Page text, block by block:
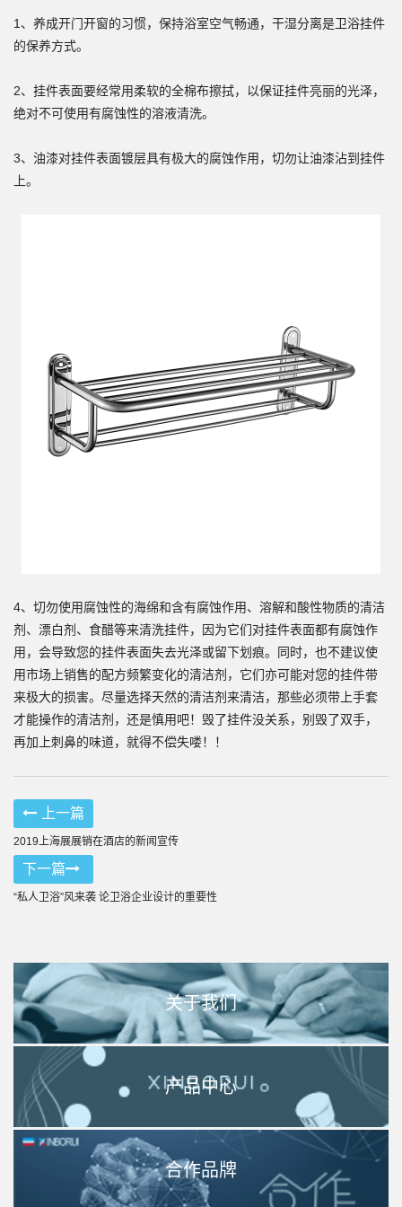
1、养成开门开窗的习惯，保持浴室空气畅通，干湿分离是卫浴挂件
的保养方式。
2、挂件表面要经常用柔软的全棉布擦拭，以保证挂件亮丽的光泽，
绝对不可使用有腐蚀性的溶液清洗。
3、油漆对挂件表面镀层具有极大的腐蚀作用，切勿让油漆沾到挂件
上。
4、切勿使用腐蚀性的海绵和含有腐蚀作用、溶解和酸性物质的清洁
剂、漂白剂、食醋等来清洗挂件，因为它们对挂件表面都有腐蚀作
用，会导致您的挂件表面失去光泽或留下划痕。同时，也不建议使
用市场上销售的配方频繁变化的清洁剂，它们亦可能对您的挂件带
来极大的损害。尽量选择天然的清洁剂来清洁，那些必须带上手套
才能操作的清洁剂，还是慎用吧！毁了挂件没关系，别毁了双手，
再加上刺鼻的味道，就得不偿失喽！！
上一篇
2019上海展展销在酒店的新闻宣传
下一篇
“私人卫浴”风来袭 论卫浴企业设计的重要性
关于我们
产品中心
合作品牌